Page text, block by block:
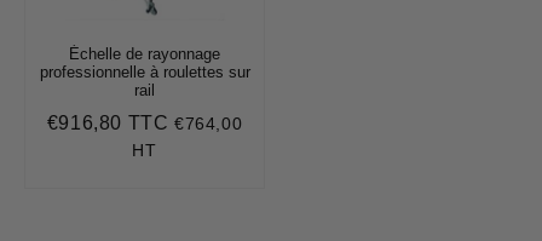
Échelle de rayonnage
professionnelle à roulettes sur
rail
Prix
€916,80 TTC €916,80
€764,00
HT